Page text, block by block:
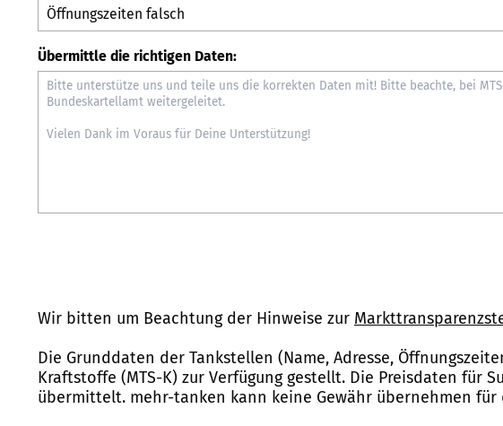
Übermittle die richtigen Daten:
Wir bitten um Beachtung der Hinweise zur
Die Grunddaten der Tankstellen (Name, Adresse,
Kraftstoffe (MTS-K) zur Verfügung gestellt. Die Preisdaten für
übermittelt. mehr-tanken kann keine Gewähr übernehmen